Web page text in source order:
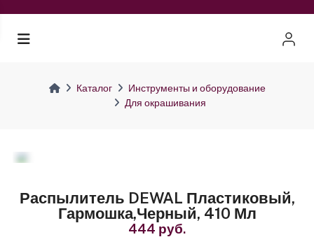
Каталог
Инструменты и оборудование
Для окрашивания
Распылитель DEWAL Пластиковый,
Гармошка,черный, 410 Мл
444 руб.